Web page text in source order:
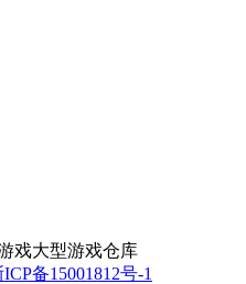
戏大型游戏仓库
备15001812号-1